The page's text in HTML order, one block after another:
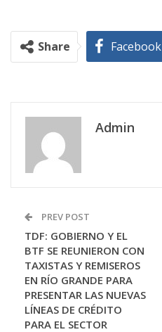
Share Facebook
Admin
PREV POST
TDF: GOBIERNO Y EL
BTF SE REUNIERON CON
TAXISTAS Y REMISEROS
EN RÍO GRANDE PARA
PRESENTAR LAS NUEVAS
LÍNEAS DE CRÉDITO
PARA EL SECTOR